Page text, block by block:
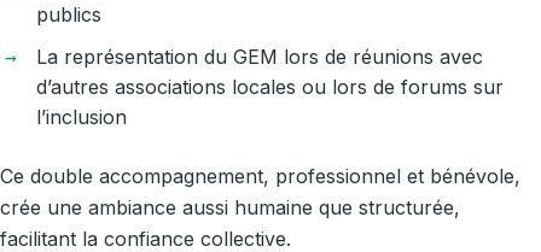
publics
La représentation du GEM lors de réunions avec
d’autres associations locales ou lors de forums sur
l’inclusion
Ce double accompagnement, professionnel et bénévole,
crée une ambiance aussi humaine que structurée,
facilitant la confiance collective.